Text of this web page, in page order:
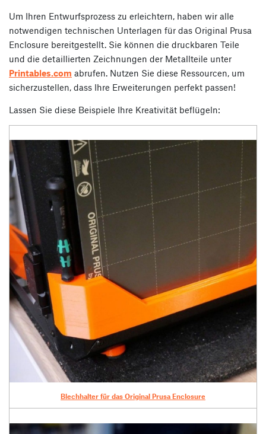
Um Ihren Entwurfsprozess zu erleichtern, haben wir alle
notwendigen technischen Unterlagen für das Original Prusa
Enclosure bereitgestellt. Sie können die druckbaren Teile
und die detaillierten Zeichnungen der Metallteile unter
Printables.com abrufen. Nutzen Sie diese Ressourcen, um
sicherzustellen, dass Ihre Erweiterungen perfekt passen!
Lassen Sie diese Beispiele Ihre Kreativität beflügeln:
Blechhalter für das Original Prusa Enclosure